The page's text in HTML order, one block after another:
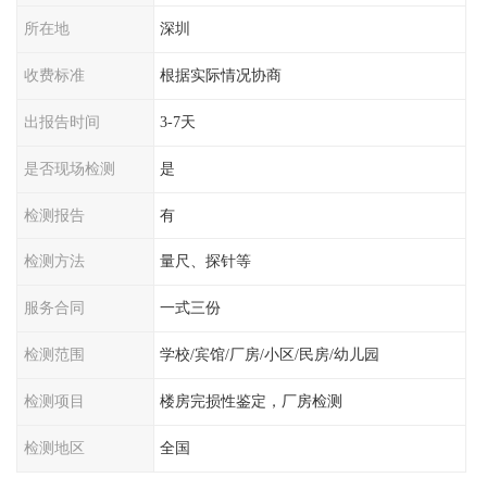
所在地 深圳
收费标准 根据实际情况协商
出报告时间 3-7天
是否现场检测 是
检测报告 有
检测方法 量尺、探针等
服务合同 一式三份
检测范围 学校/宾馆/厂房/小区/民房/幼儿园
检测项目 楼房完损性鉴定，厂房检测
检测地区 全国